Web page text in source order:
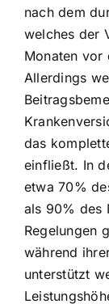
nach dem
welches der
Monaten vor
Allerdings
das
einfließt. In
etwa 70%
als 90% des
Regelungen
während
unterstützt